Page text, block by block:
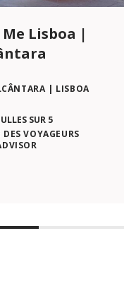
Lisboa |
| LISBOA
VOYAGEURS